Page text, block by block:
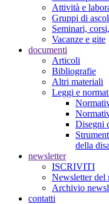
Attività e
Gruppi di
Seminari,
Vacanze e gite
documenti
Articoli
Bibliografie
Altri materiali
Leggi e
Disegni
della
newsletter
ISCRIVITI
Newsletter del
Archivio
contatti